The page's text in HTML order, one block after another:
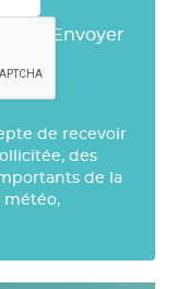
Envoyer
de recevoir
des
de la
météo,